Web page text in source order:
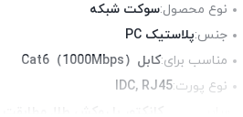
نوع محصول:سوکت شبکه
جنس:پلاستیک PC
مناسب برای:کابلCat6（1000Mbps）
نوع پورت‌:IDC, RJ45